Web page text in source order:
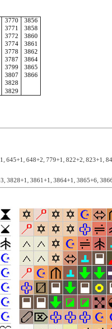
3770
3856
3771
3858
3772
3860
3774
3861
3778
3862
3787
3864
3799
3865
3807
3866
3828
3829
645+1, 648+2, 779+1, 822+2, 823+1,
3828+1, 3861+1, 3864+1, 3865+6,